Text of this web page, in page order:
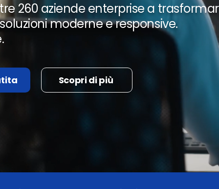
260 aziende enterprise a
moderne e responsive.
Scopri di più